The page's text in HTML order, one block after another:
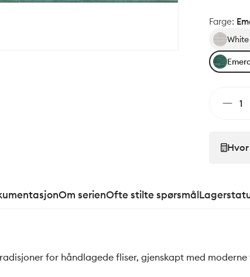
Farge:
White
Om serienOfte stilte spørsmål
for håndlagede fliser, gjenskapt med